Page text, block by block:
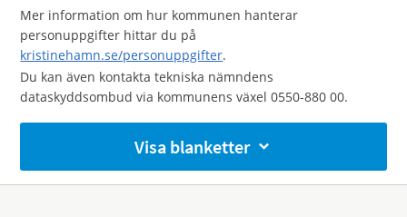
Mer information om hur kommunen hanterar
personuppgifter hittar du på
kristinehamn.se/personuppgifter.
Du kan även kontakta tekniska nämndens
dataskyddsombud via kommunens växel 0550-880 00.
Visa blanketter